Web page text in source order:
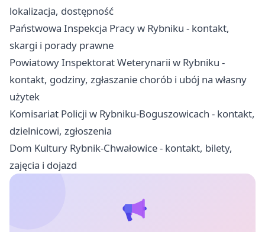
lokalizacja, dostępność
Państwowa Inspekcja Pracy w Rybniku - kontakt,
skargi i porady prawne
Powiatowy Inspektorat Weterynarii w Rybniku -
kontakt, godziny, zgłaszanie chorób i ubój na własny
użytek
Komisariat Policji w Rybniku-Boguszowicach - kontakt,
dzielnicowi, zgłoszenia
Dom Kultury Rybnik-Chwałowice - kontakt, bilety,
zajęcia i dojazd